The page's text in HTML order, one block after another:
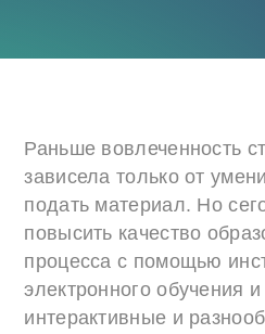
Раньше вовлеченность
зависела только от
подать материал. Но
повысить качество
процесса с помощью
электронного обучения
интерактивные и